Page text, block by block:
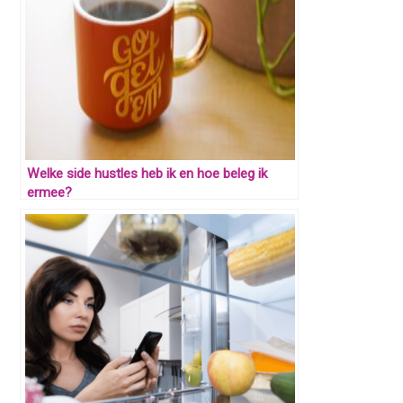
Welke side hustles heb ik en hoe beleg ik
ermee?